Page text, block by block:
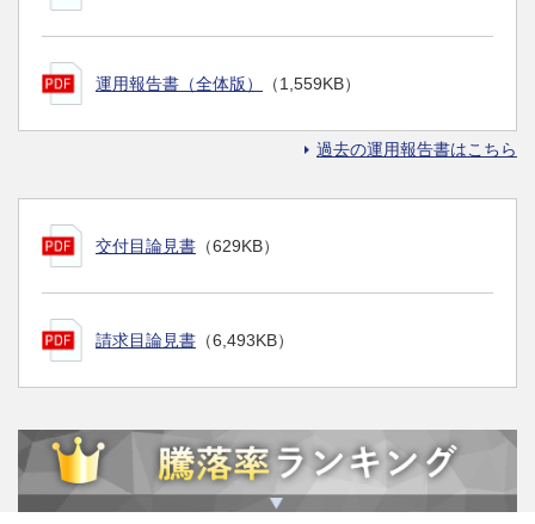
運用報告書（全体版） （1,559KB）
過去の運用報告書はこちら
交付目論見書 （629KB）
請求目論見書 （6,493KB）